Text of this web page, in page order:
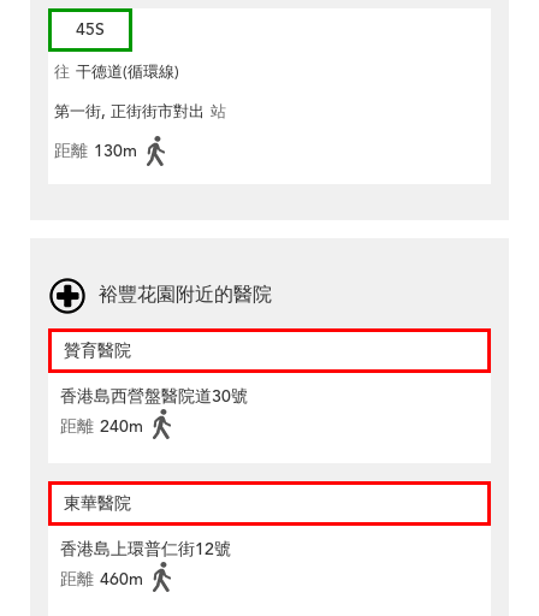
45S
往 干德道(循環線)
第一街, 正街街市對出 站
距離 130m
裕豐花園附近的醫院
贊育醫院
香港島西營盤醫院道30號
距離 240m
東華醫院
香港島上環普仁街12號
距離 460m